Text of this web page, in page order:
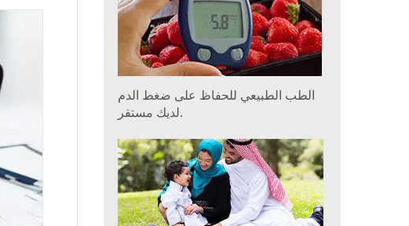
الطب الطبيعي للحفاظ على ضغط الدم
لديك مستقر.